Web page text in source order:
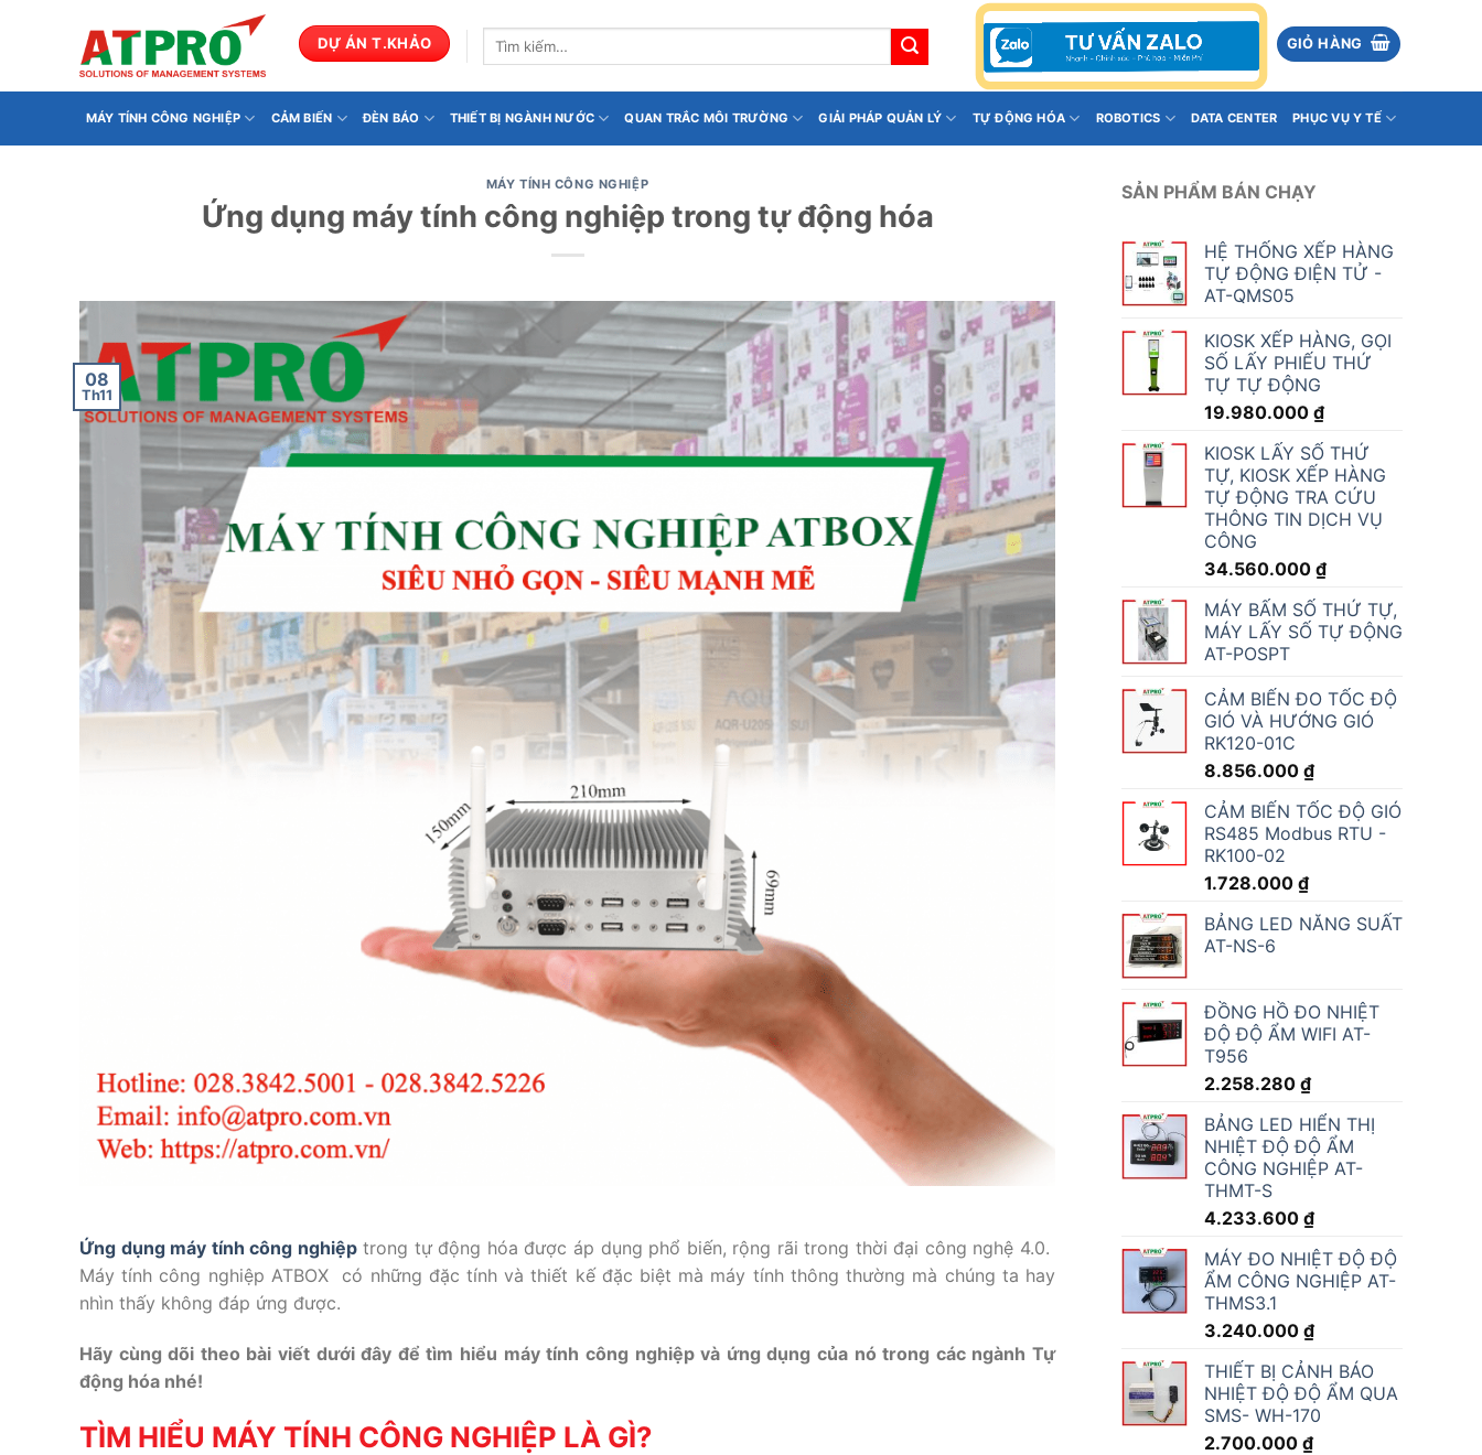
dung
DỰ ÁN T.KHẢO
Tìm
GIỎ HÀNG
MÁY TÍNH CÔNG NGHIỆP CẢM BIẾN ĐÈN BÁO THIẾT BỊ NGÀNH NƯỚC QUAN TRẮC MÔI TRƯỜNG GIẢI PHÁP QUẢN LÝ TỰ ĐỘNG HÓA ROBOTICS DATA CENTER PHỤC VỤ Y TẾ
MÁY TÍNH CÔNG NGHIỆP
Ứng dụng máy tính công nghiệp trong tự động hóa
08
Th11
Ứng dụng máy tính công nghiệptrong tự động hóa được áp dụng phổ biến, rộng rãi trong thời đại công nghệ 4.0.
Máy tính công nghiệp ATBOX có những đặc tính và thiết kế đặc biệt mà máy tính thông thường mà chúng ta hay
nhìn thấy không đáp ứng được.
Hãy cùng dõi theo bài viết dưới đây để tìm hiểu máy tính công nghiệp và ứng dụng của nó trong các ngành Tự
động hóa nhé!
TÌM HIỂU MÁY TÍNH CÔNG NGHIỆP LÀ GÌ?
SẢN PHẨM BÁN CHẠY
HỆ THỐNG XẾP HÀNG
TỰ ĐỘNG ĐIỆN TỬ -
AT-QMS05
KIOSK XẾP HÀNG, GỌI
SỐ LẤY PHIẾU THỨ
TỰ TỰ ĐỘNG
19.980.000 ₫
KIOSK LẤY SỐ THỨ
TỰ, KIOSK XẾP HÀNG
TỰ ĐỘNG TRA CỨU
THÔNG TIN DỊCH VỤ
CÔNG
34.560.000 ₫
MÁY BẤM SỐ THỨ TỰ,
MÁY LẤY SỐ TỰ ĐỘNG
AT-POSPT
CẢM BIẾN ĐO TỐC ĐỘ
GIÓ VÀ HƯỚNG GIÓ
RK120-01C
8.856.000 ₫
CẢM BIẾN TỐC ĐỘ GIÓ
RS485 Modbus RTU -
RK100-02
1.728.000 ₫
BẢNG LED NĂNG SUẤT
AT-NS-6
ĐỒNG HỒ ĐO NHIỆT
ĐỘ ĐỘ ẨM WIFI AT-
T956
2.258.280 ₫
BẢNG LED HIỂN THỊ
NHIỆT ĐỘ ĐỘ ẨM
CÔNG NGHIỆP AT-
THMT-S
4.233.600 ₫
MÁY ĐO NHIỆT ĐỘ ĐỘ
ẨM CÔNG NGHIỆP AT-
THMS3.1
3.240.000 ₫
THIẾT BỊ CẢNH BÁO
NHIỆT ĐỘ ĐỘ ẨM QUA
SMS- WH-170
2.700.000 ₫